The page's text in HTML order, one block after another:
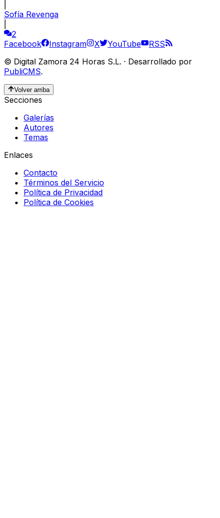
Sofía Revenga
2
Facebook
Instagram X YouTube
RSS
© Digital Zamora 24 Horas S.L. · Desarrollado por
PubliCMS.
Volver arriba
Secciones
Galerías
Autores
Temas
Enlaces
Contacto
Términos del Servicio
Política de Privacidad
Política de Cookies